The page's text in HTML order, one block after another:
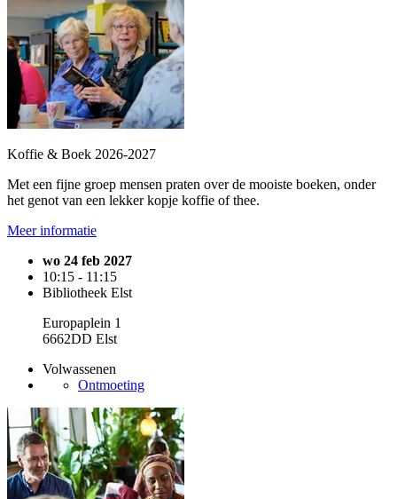
Koffie & Boek 2026-2027
Met een fijne groep mensen praten over de mooiste boeken, onder
het genot van een lekker kopje koffie of thee.
Meer informatie
wo 24 feb 2027
10:15 - 11:15
Bibliotheek Elst
Europaplein 1
6662DD Elst
Volwassenen
Ontmoeting